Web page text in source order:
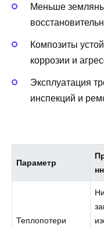
Меньше
Композиты
коррозии и
Эксплуатация
инспекций и
Параметр
Теплопотери